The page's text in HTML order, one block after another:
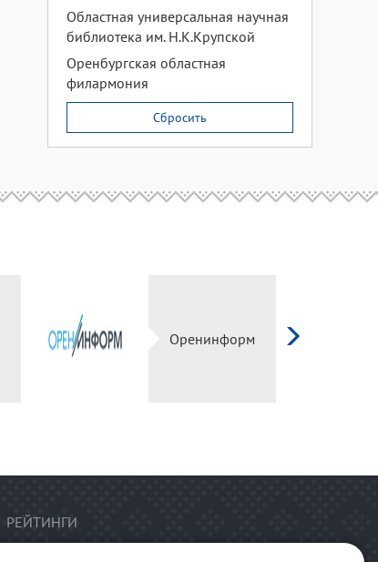
Областная универсальная научная
библиотека им. Н.К.Крупской
Оренбургская областная
филармония
Сбросить
Оренинформ
РЕЙТИНГИ